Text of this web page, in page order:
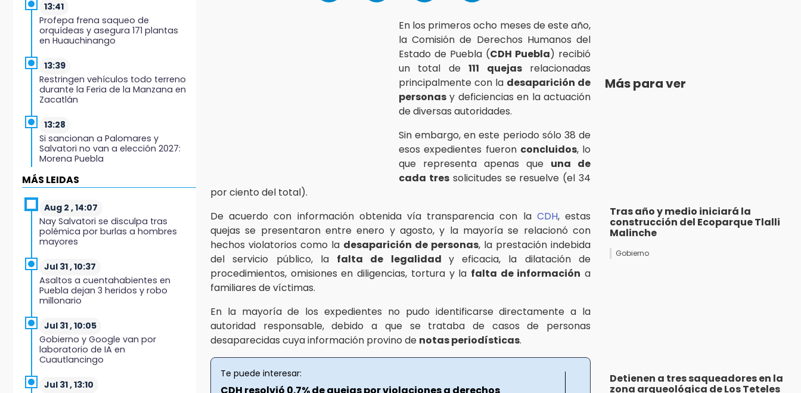
13:41
Profepa frena saqueo de
orquídeas y asegura 171 plantas
en Huauchinango
13:39
Restringen vehículos todo terreno
durante la Feria de la Manzana en
Zacatlán
13:28
Si sancionan a Palomares y
Salvatori no van a elección 2027:
Morena Puebla
13:24
los 300 pesos por kilo en
Chalchicomula
12:59
mezcla tradición religiosa y lucha
libre
12:35
gestión por remodelación ante
vandalismo
12:17
nueva estrategia rumbo a su
MÁS LEIDAS
Aug 2 , 14:07
Nay Salvatori se disculpa tras
polémica por burlas a hombres
mayores
Jul 31 , 10:37
Asaltos a cuentahabientes en
Puebla dejan 3 heridos y robo
millonario
Jul 31 , 10:05
Gobierno y Google van por
laboratorio de IA en
Cuautlancingo
Jul 31 , 13:10
En los primeros ocho meses de este año,
la Comisión de Derechos Humanos del
Estado de Puebla (CDH Puebla) recibió
un total de111 quejasrelacionadas
principalmente con la desaparición de
personas y deficiencias en la actuación
de diversas autoridades.
Sin embargo, en este periodo sólo 38 de
esos expedientes fueron concluidos, lo
que representa apenas que una de
cada tressolicitudes se resuelve (el 34
por ciento del total).
De acuerdo con información obtenida vía transparencia con la CDH, estas
quejas se presentaron entre enero y agosto, y la mayoría se relacionó con
hechos violatorios como la desaparición de personas, la prestación indebida
del servicio público, la falta de legalidad y eficacia, la dilatación de
procedimientos, omisiones en diligencias, tortura y la falta de información a
familiares de víctimas.
En la mayoría de los expedientes no pudo identificarse directamente a la
autoridad responsable, debido a que se trataba de casos de personas
desaparecidas cuya información provino de notas periodísticas.
Te puede interesar:
CDH resolvió 0.7% de quejas por violaciones a derechos
Más para ver
Tras año y medio iniciará la
construcción del Ecoparque Tlalli
Malinche
Gobierno
Detienen a tres saqueadores en la
zona arqueológica de Los Teteles